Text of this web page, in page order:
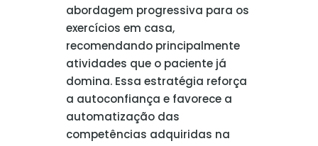
abordagem progressiva para os
exercícios em casa,
recomendando principalmente
atividades que o paciente já
domina. Essa estratégia reforça
a autoconfiança e favorece a
automatização das
competências adquiridas na